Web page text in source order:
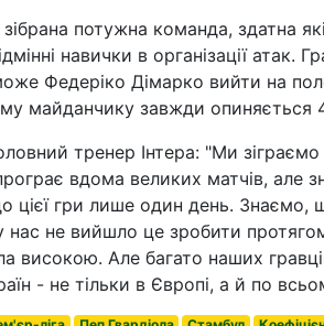
потужна команда, здатна
навички в організації атак.
Федеріко Дімарко вийти на
майданчику завжди опиняється
тренер Інтера: "Ми
вдома великих матчів, але
цієї гри лише один день. Знаємо,
нас не вийшло це зробити
високою. Але багато наших
- не тільки в Європі, а й по